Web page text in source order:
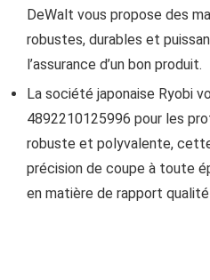
DeWalt vous propose des
robustes, durables et
l’assurance d’un bon produit.
La société japonaise Ryobi
4892210125996 pour les
robuste et polyvalente,
précision de coupe à toute
en matière de rapport